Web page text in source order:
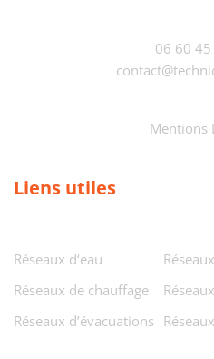
06 60
Mentions
Liens utiles
Réseaux d‘eau
Réseaux de chauffage
Réseaux d’évacuations